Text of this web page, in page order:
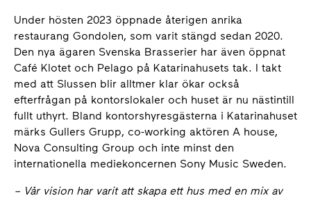
Under hösten 2023 öppnade återigen anrika
restaurang Gondolen, som varit stängd sedan 2020.
Den nya ägaren Svenska Brasserier har även öppnat
Café Klotet och Pelago på Katarinahusets tak. I takt
med att Slussen blir alltmer klar ökar också
efterfrågan på kontorslokaler och huset är nu nästintill
fullt uthyrt. Bland kontorshyresgästerna i Katarinahuset
märks Gullers Grupp, co-working aktören A house,
Nova Consulting Group och inte minst den
internationella mediekoncernen Sony Music Sweden.
– Vår vision har varit att skapa ett hus med en mix av